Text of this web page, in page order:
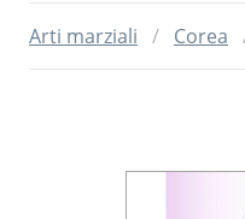
Arti marziali Corea